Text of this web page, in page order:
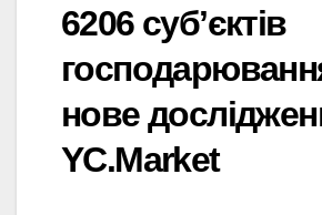
6206 субʼєктів
нове
YC.Market